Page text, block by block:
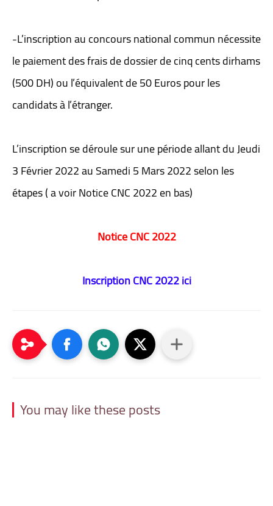
-L’inscription au concours national commun nécessite
le paiement des frais de dossier de cinq cents dirhams
(500 DH) ou l’équivalent de 50 Euros pour les
candidats à l’étranger.
L’inscription se déroule sur une période allant du Jeudi
3 Février 2022 au Samedi 5 Mars 2022 selon les
étapes ( a voir Notice CNC 2022 en bas)
Notice CNC 2022
Inscription CNC 2022 ici
You may like these posts